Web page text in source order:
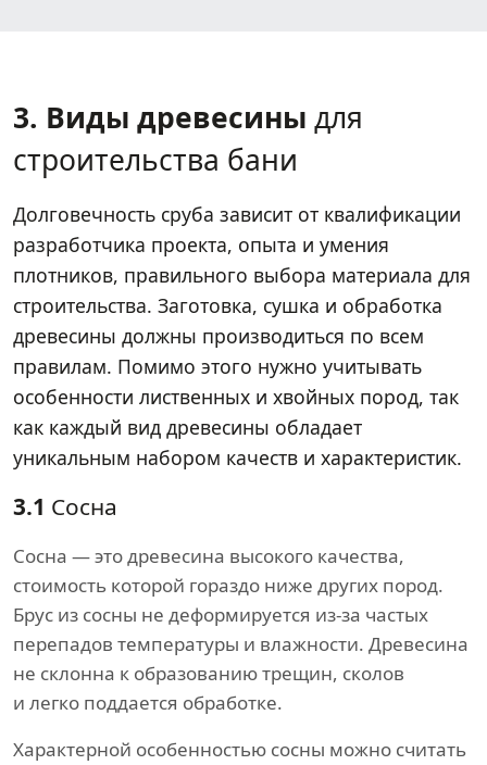
3. Виды древесины для
строительства бани
Долговечность сруба зависит от квалификации
разработчика проекта, опыта и умения
плотников, правильного выбора материала для
строительства. Заготовка, сушка и обработка
древесины должны производиться по всем
правилам. Помимо этого нужно учитывать
особенности лиственных и хвойных пород, так
как каждый вид древесины обладает
уникальным набором качеств и характеристик.
3.1 Сосна
Сосна — это древесина высокого качества,
стоимость которой гораздо ниже других пород.
Брус из сосны не деформируется из-за частых
перепадов температуры и влажности. Древесина
не склонна к образованию трещин, сколов
и легко поддается обработке.
Характерной особенностью сосны можно считать